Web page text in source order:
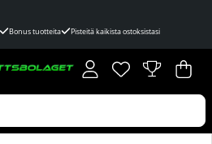
Bonus tuotteita Pisteitä kaikista ostoksistasi
Toivelista
Lukumäärä
. .